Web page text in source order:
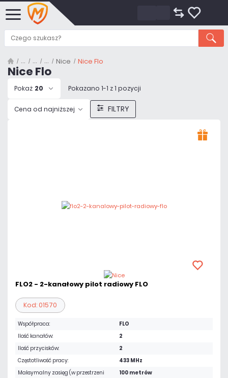
Nice Nice Flo
Nice Flo
Pokaż 20 Pokazano 1-1 z 1 pozycji
Cena od najniższej FILTRY
FLO2 - 2-kanałowy pilot radiowy FLO
Kod: 01570
Współpraca:
FLO
Ilość kanałów:
2
Ilość przycisków:
2
Częstotliwość pracy:
433 MHz
Maksymalny zasięg (w przestrzeni
100 metrów